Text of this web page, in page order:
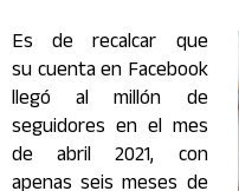
Es de recalcar que
su cuenta en Facebook
llegó al millón de
seguidores en el mes
de abril 2021, con